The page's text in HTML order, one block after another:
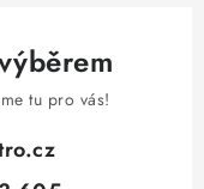
tu pro vás!